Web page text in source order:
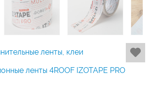
ленты, клеи
ленты 4ROOF IZOTAPE PRO